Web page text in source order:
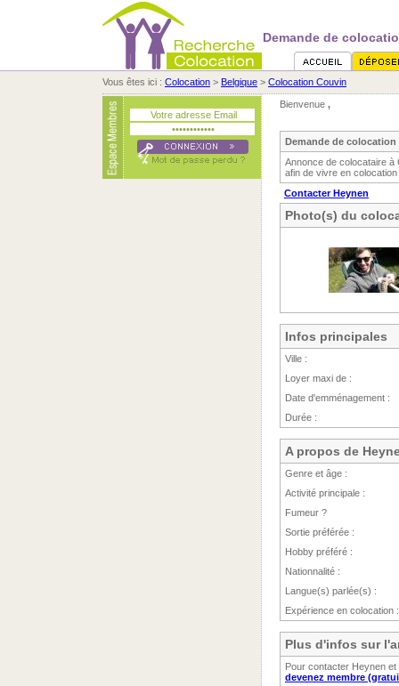
Demande de
Vous êtes ici : Colocation > Belgique > Colocation Couvin
Bienvenue ,
Demande de colocation
Annonce de colocataire à
afin de vivre en colocation
Contacter Heynen
Photo(s) du
Infos principales
Ville :
Loyer maxi de :
Date d'emménagement :
Durée :
A propos de
Genre et âge :
Activité principale :
Fumeur ?
Sortie préférée :
Hobby préféré :
Nationnalité :
Langue(s) parlée(s) :
Expérience en colocation :
Plus d'infos sur
Pour contacter Heynen
devenez membre